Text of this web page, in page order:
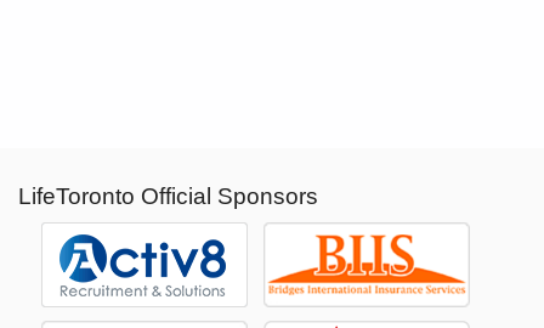
LifeToronto Official Sponsors